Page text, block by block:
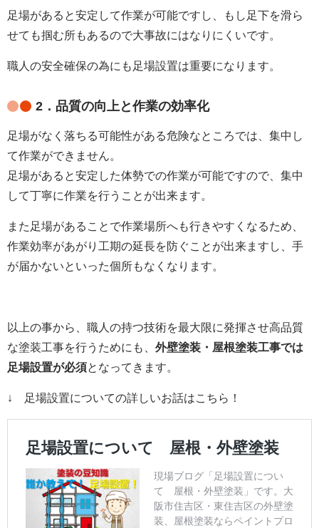
足場があると安定して作業が可能ですし、もし足下を滑ら
せても掴む所もあるので大事故にはなりにくいです。
職人の安全確保の為にも足場設置は重要になります。
2．品質の向上と作業の効率化
足場がなく落ちる可能性がある危険なところでは、集中し
て作業ができません。
足場があると安定した体勢での作業が可能ですので、集中
して丁寧に作業を行うことが出来ます。
また足場があることで作業場所へも行きやすくなるため、
作業効率があがり工期の延長を防ぐことが出来ますし、手
が届かないといった個所もなくなります。
以上の事から、職人の持つ技術を最大限に発揮させ高品質
な塗装工事を行うためにも、 外壁塗装・屋根塗装工事では
足場設置が必須となってきます。
↓ 足場設置についての詳しいお話はこちら！